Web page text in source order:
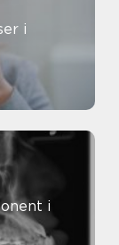
i
i